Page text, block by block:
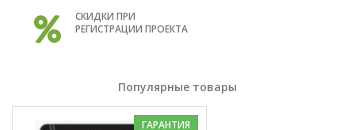
СКИДКИ ПРИ
РЕГИСТРАЦИИ ПРОЕКТА
Популярные товары
ГАРАНТИЯ